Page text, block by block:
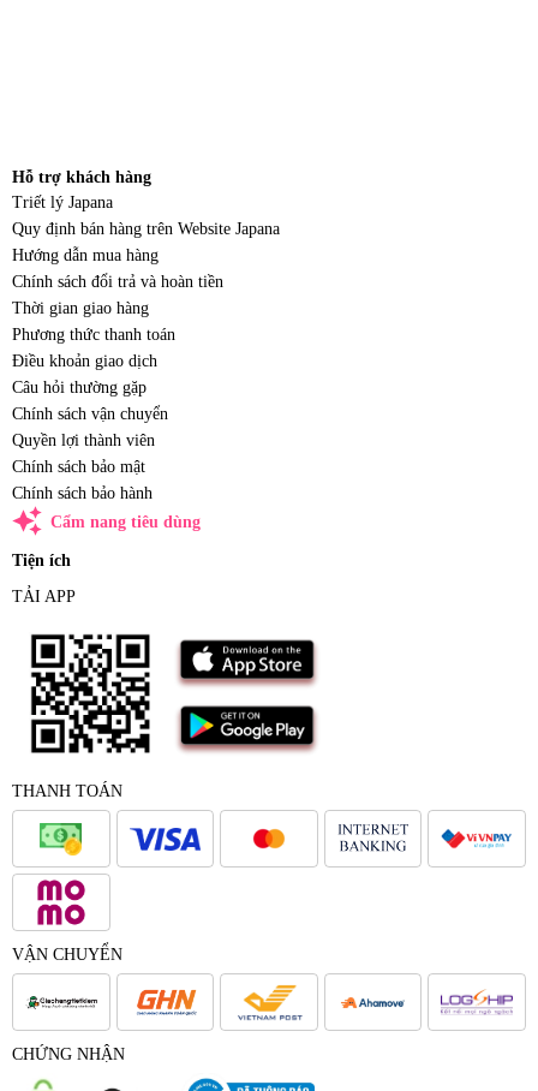
Hỗ trợ khách hàng
Triết lý Japana
Quy định bán hàng trên Website Japana
Hướng dẫn mua hàng
Chính sách đổi trả và hoàn tiền
Thời gian giao hàng
Phương thức thanh toán
Điều khoản giao dịch
Câu hỏi thường gặp
Chính sách vận chuyển
Quyền lợi thành viên
Chính sách bảo mật
Chính sách bảo hành
auto_awesome Cẩm nang tiêu dùng
Tiện ích
TẢI APP
THANH TOÁN
VẬN CHUYỂN
CHỨNG NHẬN